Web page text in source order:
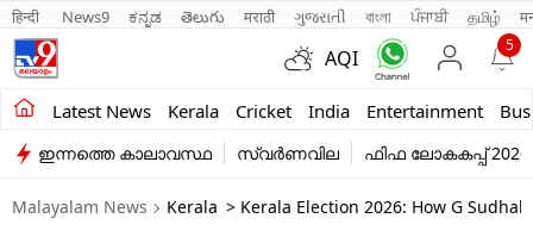
हिन्दी News9 ಕನ್ನಡ తెలుగు मराठी ગુજરાતી বাংলা ਪੰਜਾਬੀ தமிழ்
AQI
5
Latest News Kerala Cricket India Entertainment
Kerala
India
Entertainment
ഇന്നത്തെ കാലാവസ്ഥ സ്വർണവില ഫിഫ ലോകകപ്പ് 2026
Malayalam News Kerala > Kerala Election 2026: How G